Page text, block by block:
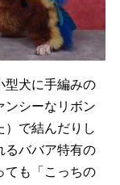
型犬に手編みの
ンシーなリボン
で結んだりし
るババア特有の
ても「こっちの